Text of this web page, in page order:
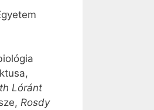
Lóránt
Rosdy